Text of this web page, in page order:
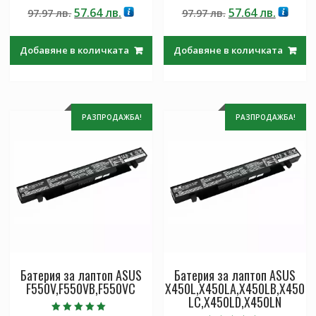
5.00
от 5
97.97лв.Original
97.97 лв..
57.64лв.Текущата
57.64 лв..
Добавяне в количката
4.50
от 5
97.97лв. Original
97.97 лв..
57.64лв.
57.64
Добавяне в количката
РАЗПРОДАЖБА!
Батерия за лаптоп ASUS
F550V,F550VB,F550VC
РАЗПРОДАЖБА!
Батерия за лаптоп ASUS
X450L,X450LA,X450LB,X450
LC,X450LD,X450LN